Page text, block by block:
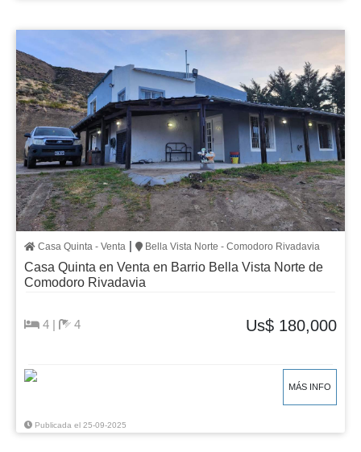
Casa Quinta - Venta | Bella Vista Norte - Comodoro Rivadavia
Casa Quinta en Venta en Barrio Bella Vista Norte de
Comodoro Rivadavia
4 | 4 Us$ 180,000
MÁS INFO
Publicada el 25-09-2025